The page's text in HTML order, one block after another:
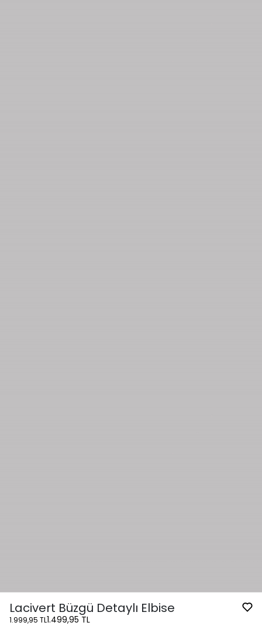
Lacivert Büzgü Detaylı Elbise
1.999,95 TL1.499,95 TL